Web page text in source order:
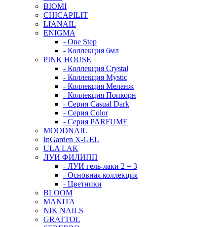
BIOMI
CHICAPILIT
LIANAIL
ENIGMA
- One Step
- Коллекция 6мл
PINK HOUSE
- Коллекция Crystal
- Коллекция Mystic
- Коллекция Меланж
- Коллекция Попкорн
- Серия Casual Dark
- Серия Color
- Серия PARFUME
MOODNAIL
InGarden X-GEL
ULA LAK
ЛУИ ФИЛИПП
- ЛУИ гель-лаки 2 = 3
- Основная коллекция
- Цветники
BLOOM
MANITA
NIK NAILS
GRATTOL